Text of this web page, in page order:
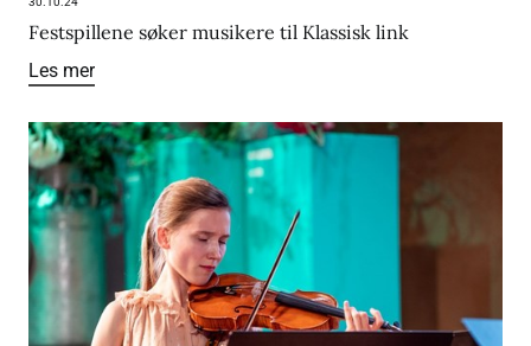
Festspillene søker musikere til Klassisk link
Les mer